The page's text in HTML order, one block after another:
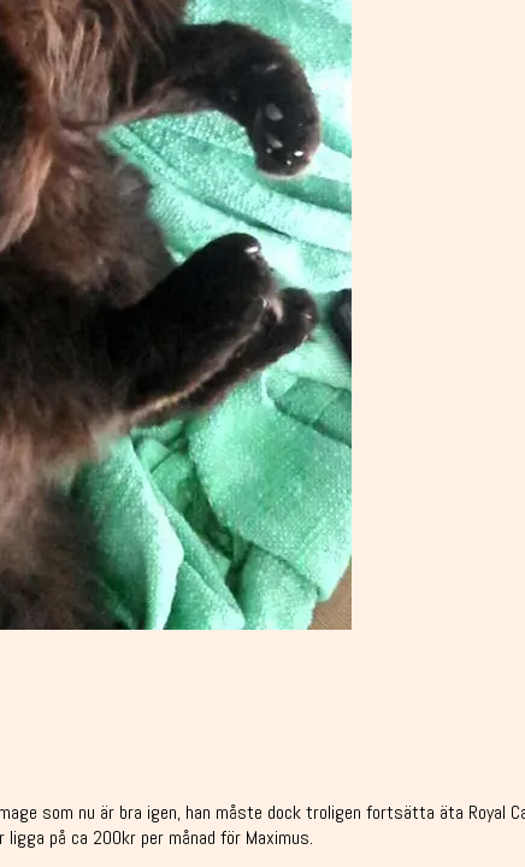
som nu är bra igen, han måste dock troligen fortsätta äta Royal
på ca 200kr per månad för Maximus.